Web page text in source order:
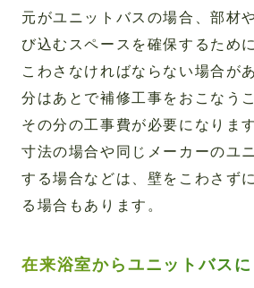
元がユニットバスの場合、部材
び込むスペースを確保するため
こわさなければならない場合が
分はあとで補修工事をおこなう
その分の工事費が必要になりま
寸法の場合や同じメーカーのユ
する場合などは、壁をこわさず
る場合もあります。
在来浴室からユニットバス